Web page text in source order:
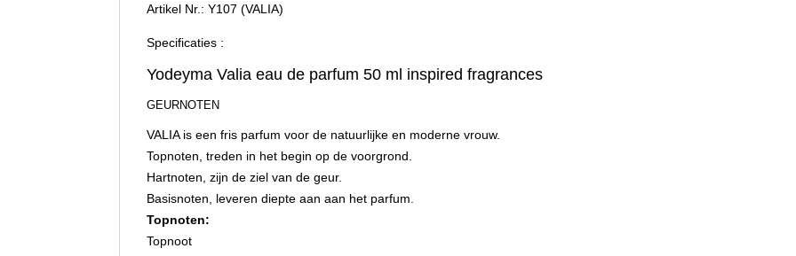
Artikel Nr.: Y107 (VALIA)
Specificaties :
Yodeyma Valia eau de parfum 50 ml inspired fragrances
GEURNOTEN
VALIA is een fris parfum voor de natuurlijke en moderne vrouw.
Topnoten, treden in het begin op de voorgrond.
Hartnoten, zijn de ziel van de geur.
Basisnoten, leveren diepte aan aan het parfum.
Topnoten:
Topnoot